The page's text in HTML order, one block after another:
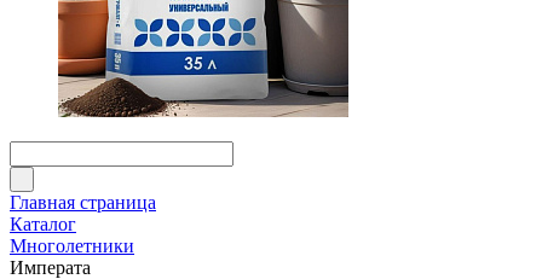
Главная страница
Каталог
Многолетники
Императа